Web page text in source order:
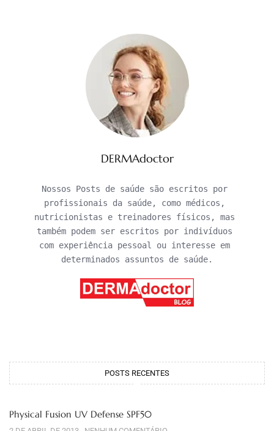
DERMAdoctor
Nossos Posts de saúde são escritos por
profissionais da saúde, como médicos,
nutricionistas e treinadores físicos, mas
também podem ser escritos por indivíduos
com experiência pessoal ou interesse em
determinados assuntos de saúde.
POSTS RECENTES
Physical Fusion UV Defense SPF50